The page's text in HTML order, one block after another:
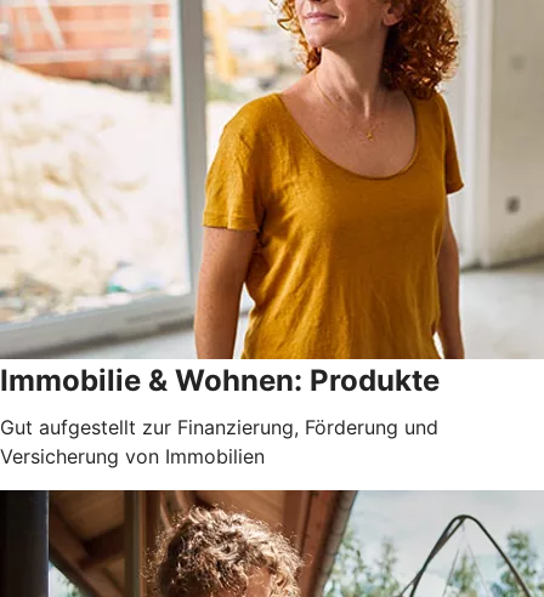
Immobilie & Wohnen: Produkte
Gut aufgestellt zur Finanzierung, Förderung und
Versicherung von Immobilien